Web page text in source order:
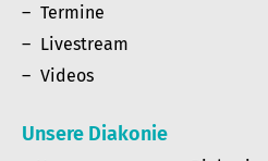
Termine
Livestream
Videos
Unsere Diakonie